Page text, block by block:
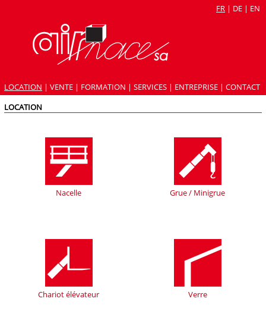
FR | DE | EN
LOCATION | VENTE | FORMATION | SERVICES | ENTREPRISE | CONTACT
LOCATION
Nacelle Grue / Minigrue
Chariot élévateur Verre